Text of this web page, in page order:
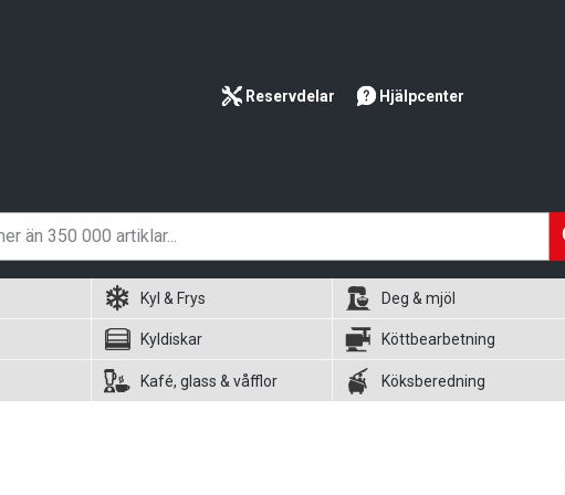
Reservdelar Hjälpcenter
Kyl & Frys Deg & mjöl
Kyldiskar Köttbearbetning
Kafé, glass & våfflor Köksberedning